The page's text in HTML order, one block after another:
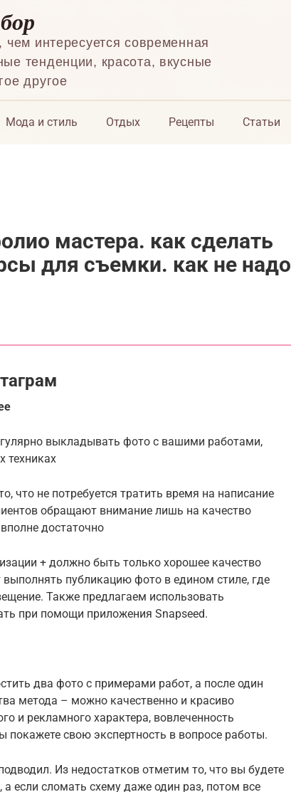
интересуется современная
тенденции, красота, вкусные
другое
Мода и стиль Отдых Рецепты Статьи
мастера. как сделать
для съемки. как не надо
выкладывать фото с вашими работами,
техниках
что не потребуется тратить время на написание
обращают внимание лишь на качество
достаточно
+ должно быть только хорошее качество
публикацию фото в едином стиле, где
Также предлагаем использовать
при помощи приложения Snаpsееd.
два фото с примерами работ, а после один
метода – можно качественно и красиво
и рекламного характера, вовлеченность
свою экспертность в вопросе работы.
Из недостатков отметим то, что вы будете
если сломать схему даже один раз, потом все